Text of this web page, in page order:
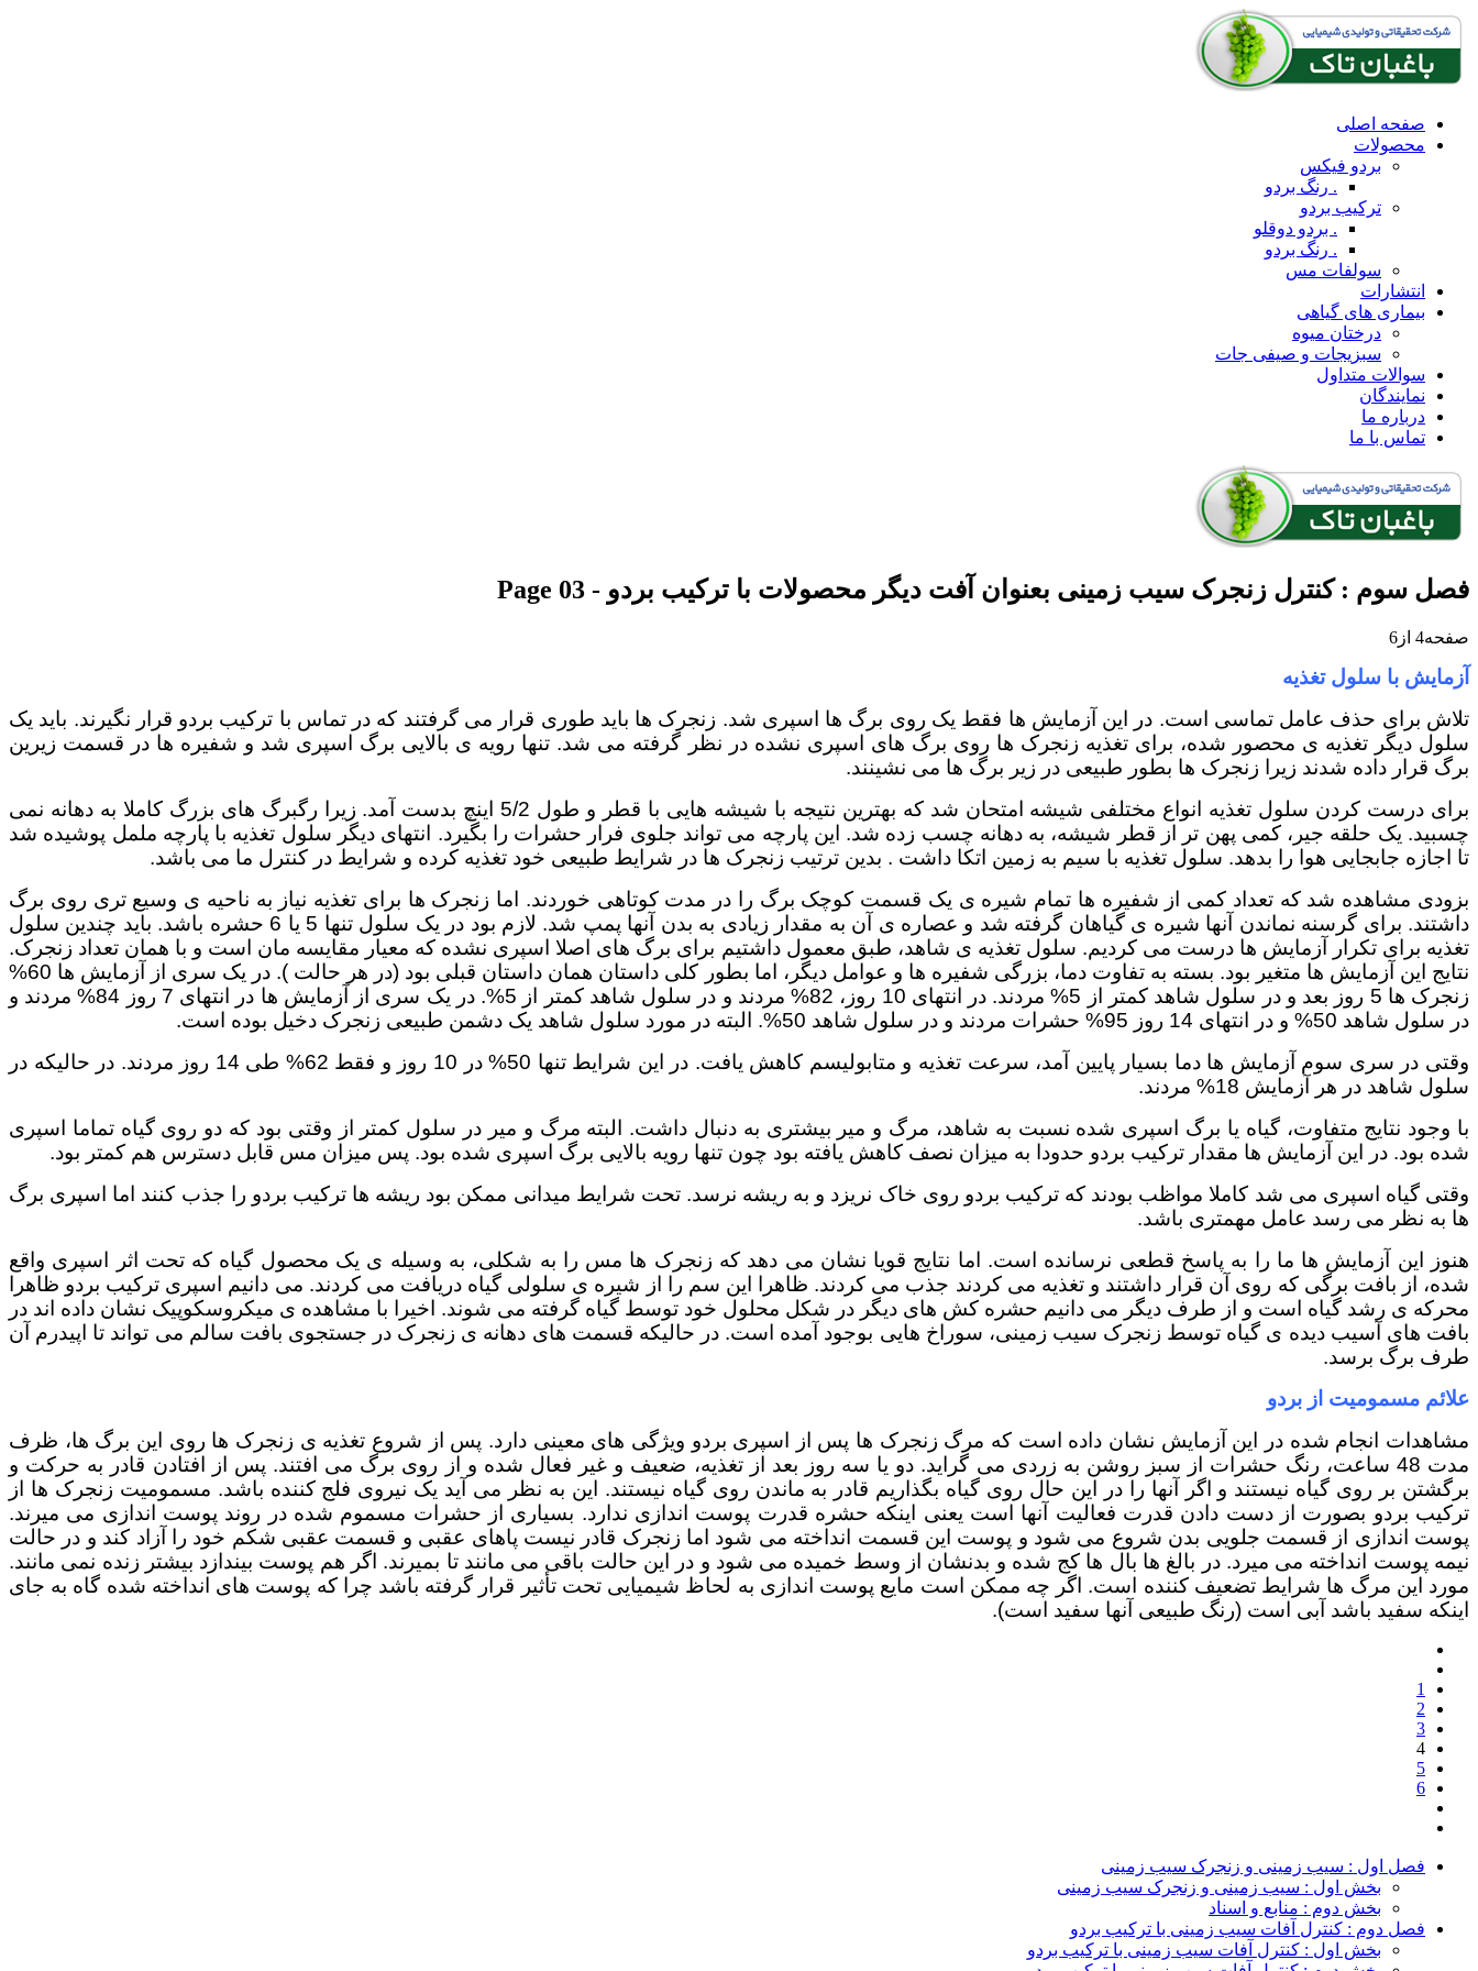
صفحه اصلی
محصولات
بردو فیکس
. رنگ بردو
ترکیب بردو
. بردو دوقلو
. رنگ بردو
سولفات مس
انتشارات
بیماری های گیاهی
درختان میوه
سبزیجات و صیفی جات
سوالات متداول
نمایندگان
درباره ما
تماس با ما
فصل سوم : کنترل زنجرک سیب زمینی بعنوان آفت دیگر محصولات با ترکیب بردو - Page 03
صفحه4 از6
آزمایش با سلول تغذیه
تلاش برای حذف عامل تماسی است. در این آزمایش ها فقط یک روی برگ ها اسپری شد. زنجرک ها باید طوری قرار می گرفتند که در تماس با ترکیب بردو قرار نگیرند. باید یک
سلول دیگر تغذیه ی محصور شده، برای تغذیه زنجرک ها روی برگ های اسپری نشده در نظر گرفته می شد. تنها رویه ی بالایی برگ اسپری شد و شفیره ها در قسمت زیرین
برگ قرار داده شدند زیرا زنجرک ها بطور طبیعی در زیر برگ ها می نشینند.
برای درست کردن سلول تغذیه انواع مختلفی شیشه امتحان شد که بهترین نتیجه با شیشه هایی با قطر و طول 5/2 اینچ بدست آمد. زیرا رگبرگ های بزرگ کاملا به دهانه نمی
چسبید. یک حلقه جیر، کمی پهن تر از قطر شیشه، به دهانه چسب زده شد. این پارچه می تواند جلوی فرار حشرات را بگیرد. انتهای دیگر سلول تغذیه با پارچه ململ پوشیده شد
تا اجازه جابجایی هوا را بدهد. سلول تغذیه با سیم به زمین اتکا داشت . بدین ترتیب زنجرک ها در شرایط طبیعی خود تغذیه کرده و شرایط در کنترل ما می باشد.
بزودی مشاهده شد که تعداد کمی از شفیره ها تمام شیره ی یک قسمت کوچک برگ را در مدت کوتاهی خوردند. اما زنجرک ها برای تغذیه نیاز به ناحیه ی وسیع تری روی برگ
داشتند. برای گرسنه نماندن آنها شیره ی گیاهان گرفته شد و عصاره ی آن به مقدار زیادی به بدن آنها پمپ شد. لازم بود در یک سلول تنها 5 یا 6 حشره باشد. باید چندین سلول
تغذیه برای تکرار آزمایش ها درست می کردیم. سلول تغذیه ی شاهد، طبق معمول داشتیم برای برگ های اصلا اسپری نشده که معیار مقایسه مان است و با همان تعداد زنجرک.
نتایج این آزمایش ها متغیر بود. بسته به تفاوت دما، بزرگی شفیره ها و عوامل دیگر، اما بطور کلی داستان همان داستان قبلی بود (در هر حالت ). در یک سری از آزمایش ها 60%
زنجرک ها 5 روز بعد و در سلول شاهد کمتر از 5% مردند. در انتهای 10 روز، 82% مردند و در سلول شاهد کمتر از 5%. در یک سری از آزمایش ها در انتهای 7 روز 84% مردند و
در سلول شاهد 50% و در انتهای 14 روز 95% حشرات مردند و در سلول شاهد 50%. البته در مورد سلول شاهد یک دشمن طبیعی زنجرک دخیل بوده است.
وقتی در سری سوم آزمایش ها دما بسیار پایین آمد، سرعت تغذیه و متابولیسم کاهش یافت. در این شرایط تنها 50% در 10 روز و فقط 62% طی 14 روز مردند. در حالیکه در
سلول شاهد در هر آزمایش 18% مردند.
با وجود نتایج متفاوت، گیاه یا برگ اسپری شده نسبت به شاهد، مرگ و میر بیشتری به دنبال داشت. البته مرگ و میر در سلول کمتر از وقتی بود که دو روی گیاه تماما اسپری
شده بود. در این آزمایش ها مقدار ترکیب بردو حدودا به میزان نصف کاهش یافته بود چون تنها رویه بالایی برگ اسپری شده بود. پس میزان مس قابل دسترس هم کمتر بود.
وقتی گیاه اسپری می شد کاملا مواظب بودند که ترکیب بردو روی خاک نریزد و به ریشه نرسد. تحت شرایط میدانی ممکن بود ریشه ها ترکیب بردو را جذب کنند اما اسپری برگ
ها به نظر می رسد عامل مهمتری باشد.
هنوز این آزمایش ها ما را به پاسخ قطعی نرسانده است. اما نتایج قویا نشان می دهد که زنجرک ها مس را به شکلی، به وسیله ی یک محصول گیاه که تحت اثر اسپری واقع
شده، از بافت برگی که روی آن قرار داشتند و تغذیه می کردند جذب می کردند. ظاهرا این سم را از شیره ی سلولی گیاه دریافت می کردند. می دانیم اسپری ترکیب بردو ظاهرا
محرکه ی رشد گیاه است و از طرف دیگر می دانیم حشره کش های دیگر در شکل محلول خود توسط گیاه گرفته می شوند. اخیرا با مشاهده ی میکروسکوپیک نشان داده اند در
بافت های آسیب دیده ی گیاه توسط زنجرک سیب زمینی، سوراخ هایی بوجود آمده است. در حالیکه قسمت های دهانه ی زنجرک در جستجوی بافت سالم می تواند تا اپیدرم آن
طرف برگ برسد.
علائم مسمومیت از بردو
مشاهدات انجام شده در این آزمایش نشان داده است که مرگ زنجرک ها پس از اسپری بردو ویژگی های معینی دارد. پس از شروع تغذیه ی زنجرک ها روی این برگ ها، ظرف
مدت 48 ساعت، رنگ حشرات از سبز روشن به زردی می گراید. دو یا سه روز بعد از تغذیه، ضعیف و غیر فعال شده و از روی برگ می افتند. پس از افتادن قادر به حرکت و
برگشتن بر روی گیاه نیستند و اگر آنها را در این حال روی گیاه بگذاریم قادر به ماندن روی گیاه نیستند. این به نظر می آید یک نیروی فلج کننده باشد. مسمومیت زنجرک ها از
ترکیب بردو بصورت از دست دادن قدرت فعالیت آنها است یعنی اینکه حشره قدرت پوست اندازی ندارد. بسیاری از حشرات مسموم شده در روند پوست اندازی می میرند.
پوست اندازی از قسمت جلویی بدن شروع می شود و پوست این قسمت انداخته می شود اما زنجرک قادر نیست پاهای عقبی و قسمت عقبی شکم خود را آزاد کند و در حالت
نیمه پوست انداخته می میرد. در بالغ ها بال ها کج شده و بدنشان از وسط خمیده می شود و در این حالت باقی می مانند تا بمیرند. اگر هم پوست بیندازد بیشتر زنده نمی مانند.
مورد این مرگ ها شرایط تضعیف کننده است. اگر چه ممکن است مایع پوست اندازی به لحاظ شیمیایی تحت تأثیر قرار گرفته باشد چرا که پوست های انداخته شده گاه به جای
اینکه سفید باشد آبی است (رنگ طبیعی آنها سفید است).
1
2
3
4
5
6
فصل اول : سیب زمینی و زنجرک سیب زمینی
بخش اول : سیب زمینی و زنجرک سیب زمینی
بخش دوم : منابع و اسناد
فصل دوم : کنترل آفات سیب زمینی با ترکیب بردو
بخش اول : کنترل آفات سیب زمینی با ترکیب بردو